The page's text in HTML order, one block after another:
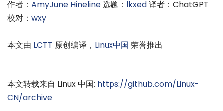
作者： AmyJune Hineline选题： lkxed译者：ChatGPT
校对： wxy
本文由 LCTT 原创编译， Linux中国 荣誉推出
本文转载来自 Linux 中国: https://github.com/Linux-
CN/archive